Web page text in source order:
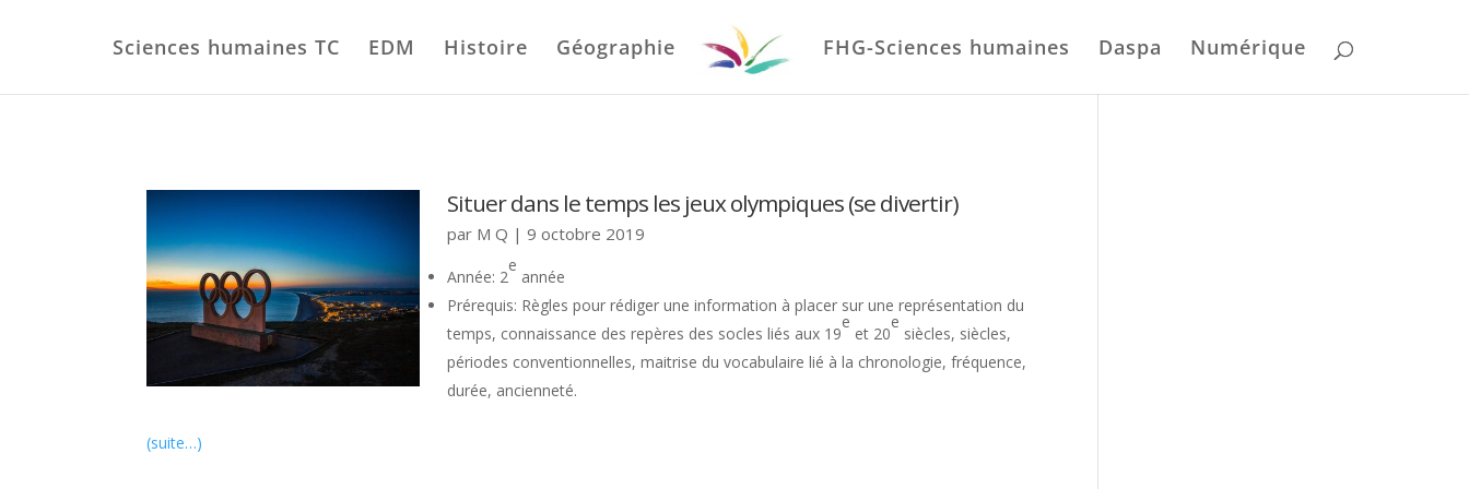
Sciences humaines TC EDM Histoire Géographie FHG-Sciences humaines Daspa Numérique
Situer dans le temps les jeux olympiques (se divertir)
par M Q |9 octobre 2019
Année: 2
e
année
Prérequis: Règles pour rédiger une information à placer sur une représentation du
temps, connaissance des repères des socles liés aux 19
e
et 20
e
siècles, siècles,
périodes conventionnelles, maitrise du vocabulaire lié à la chronologie, fréquence,
durée, ancienneté.
(suite…)